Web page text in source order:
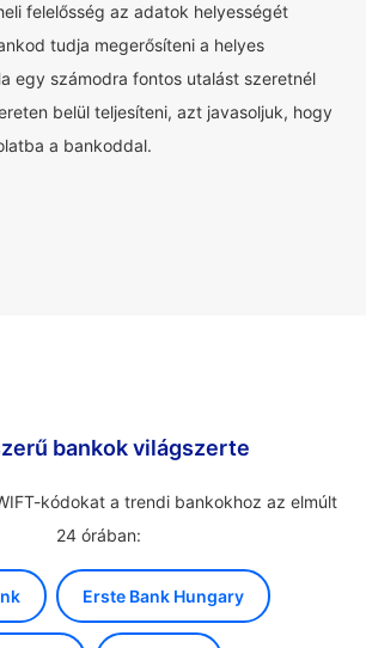
felelősség az adatok helyességét
tudja megerősíteni a helyes
egy számodra fontos utalást szeretnél
belül teljesíteni, azt javasoljuk, hogy
a bankoddal.
bankok világszerte
kódokat a trendi bankokhoz az elmúlt
24 órában:
Erste Bank Hungary